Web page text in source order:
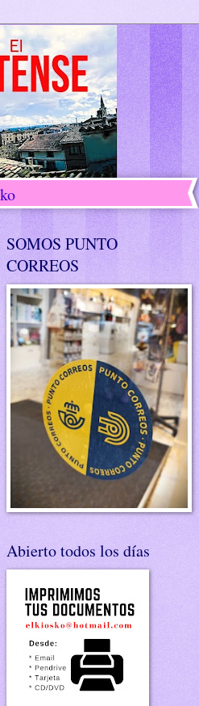
SOMOS PUNTO
CORREOS
Abierto todos los días